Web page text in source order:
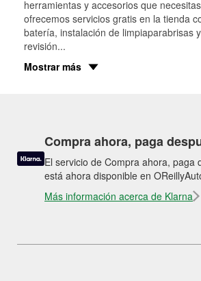
herramientas y accesorios que
ofrecemos servicios gratis en la tienda
batería, instalación de limpiaparabrisas
revisión...
Mostrar más
Compra ahora, paga
El servicio de Compra ahora, paga
está ahora disponible en
Más información acerca de Klarna